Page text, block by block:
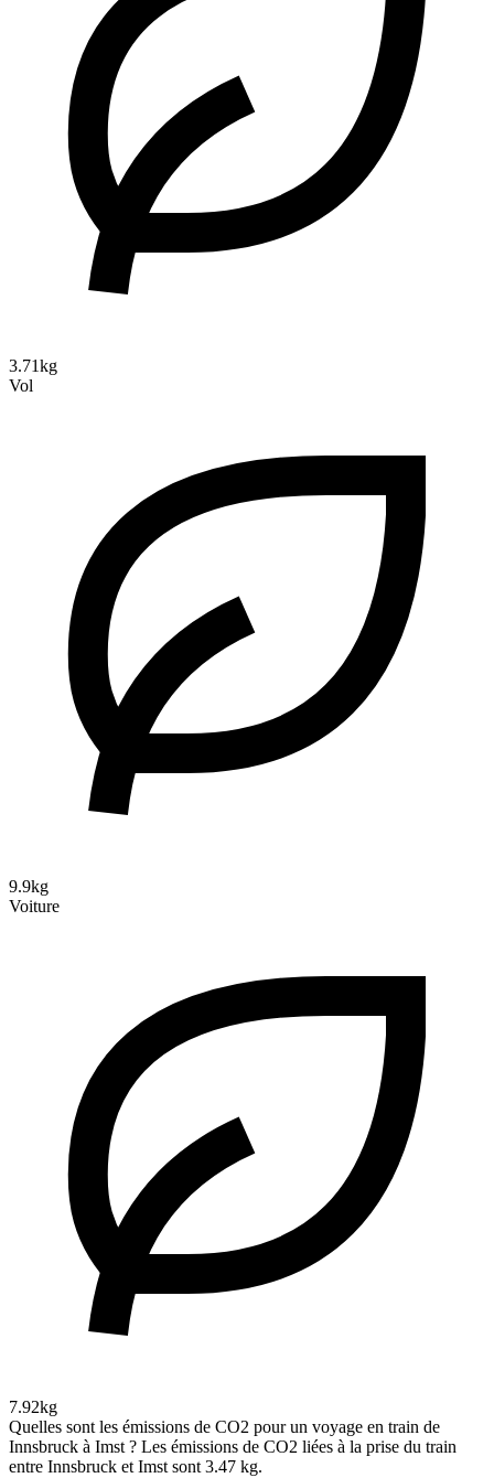
3.71kg
Vol
9.9kg
Voiture
7.92kg
Quelles sont les émissions de CO2 pour un voyage en train de
Innsbruck à Imst ? Les émissions de CO2 liées à la prise du train
entre Innsbruck et Imst sont 3.47 kg.